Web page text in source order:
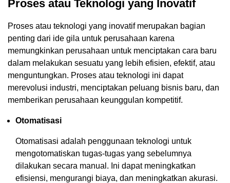
Proses atau Teknologi yang Inovatif
Proses atau teknologi yang inovatif merupakan bagian
penting dari ide gila untuk perusahaan karena
memungkinkan perusahaan untuk menciptakan cara baru
dalam melakukan sesuatu yang lebih efisien, efektif, atau
menguntungkan. Proses atau teknologi ini dapat
merevolusi industri, menciptakan peluang bisnis baru, dan
memberikan perusahaan keunggulan kompetitif.
Otomatisasi
Otomatisasi adalah penggunaan teknologi untuk
mengotomatiskan tugas-tugas yang sebelumnya
dilakukan secara manual. Ini dapat meningkatkan
efisiensi, mengurangi biaya, dan meningkatkan akurasi.